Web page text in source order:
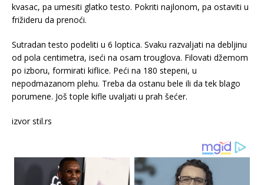
kvasac, pa umesiti glatko testo. Pokriti najlonom, pa ostaviti u
frižideru da prenoći.
Sutradan testo podeliti u 6 loptica. Svaku razvaljati na debljinu
od pola centimetra, iseći na osam trouglova. Filovati džemom
po izboru, formirati kiflice. Peći na 180 stepeni, u
nepodmazanom plehu. Treba da ostanu bele ili da tek blago
porumene. Još tople kifle uvaljati u prah šećer.
izvor stil.rs